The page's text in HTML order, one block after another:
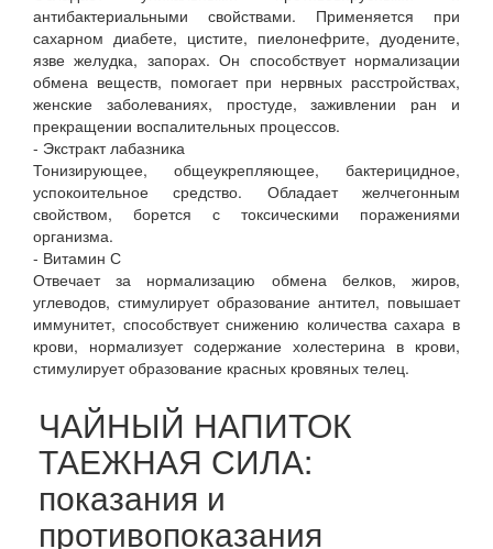
антибактериальными свойствами. Применяется при
сахарном диабете, цистите, пиелонефрите, дуодените,
язве желудка, запорах. Он способствует нормализации
обмена веществ, помогает при нервных расстройствах,
женские заболеваниях, простуде, заживлении ран и
прекращении воспалительных процессов.
- Экстракт лабазника
Тонизирующее, общеукрепляющее, бактерицидное,
успокоительное средство. Обладает желчегонным
свойством, борется с токсическими поражениями
организма.
- Витамин С
Отвечает за нормализацию обмена белков, жиров,
углеводов, стимулирует образование антител, повышает
иммунитет, способствует снижению количества сахара в
крови, нормализует содержание холестерина в крови,
стимулирует образование красных кровяных телец.
ЧАЙНЫЙ НАПИТОК
ТАЕЖНАЯ СИЛА:
показания и
противопоказания